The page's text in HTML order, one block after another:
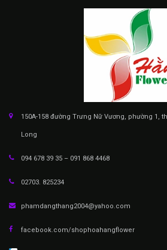
150A-158 đường Trưng Nữ Vương, phường 1,
Long
094 678 39 35 – 091 868 4468
02703. 825234
phamdangthang2004@yahoo.com
facebook.com/shophoahangflower